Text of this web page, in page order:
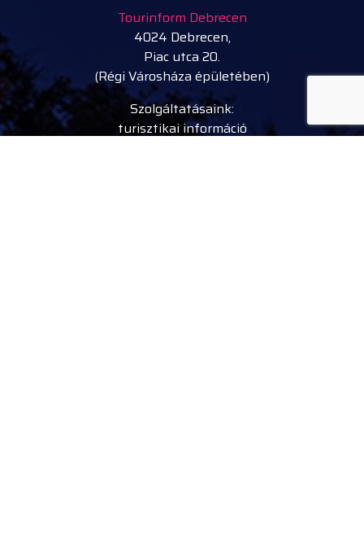
Tourinform Debrecen
4024 Debrecen,
Piac utca 20.
(Régi Városháza épületében)
Szolgáltatásaink:
turisztikai információ